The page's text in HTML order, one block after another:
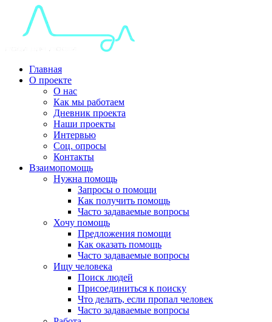
Главная
О проекте
О нас
Как мы работаем
Дневник проекта
Наши проекты
Интервью
Соц. опросы
Контакты
Взаимопомощь
Нужна помощь
Запросы о помощи
Как получить помощь
Часто задаваемые вопросы
Хочу помощь
Предложения помощи
Как оказать помощь
Часто задаваемые вопросы
Ищу человека
Поиск людей
Присоединиться к поиску
Что делать, если пропал человек
Часто задаваемые вопросы